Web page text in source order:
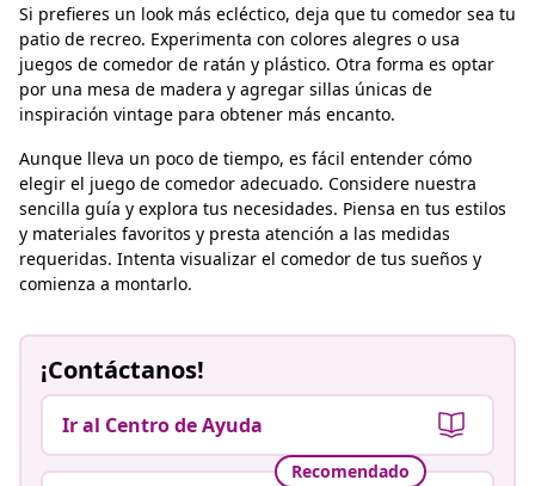
Si prefieres un look más ecléctico, deja que tu comedor sea tu
patio de recreo. Experimenta con colores alegres o usa
juegos de comedor de ratán y plástico. Otra forma es optar
por una mesa de madera y agregar sillas únicas de
inspiración vintage para obtener más encanto.
Aunque lleva un poco de tiempo, es fácil entender cómo
elegir el juego de comedor adecuado. Considere nuestra
sencilla guía y explora tus necesidades. Piensa en tus estilos
y materiales favoritos y presta atención a las medidas
requeridas. Intenta visualizar el comedor de tus sueños y
comienza a montarlo.
¡Contáctanos!
Ir al Centro de Ayuda
Recomendado